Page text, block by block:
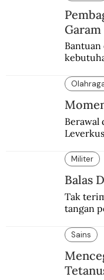
Militer
Balas
Tak
tangan
Sains